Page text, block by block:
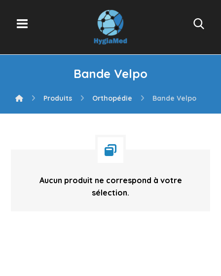
Bande Velpo
Produits Orthopédie Bande Velpo
Aucun produit ne correspond à votre
sélection.